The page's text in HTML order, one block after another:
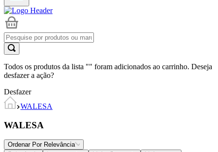
Todos os produtos da lista "" foram adicionados ao carrinho. Deseja
desfazer a ação?
Desfazer
WALESA
WALESA
Ordenar Por Relevância